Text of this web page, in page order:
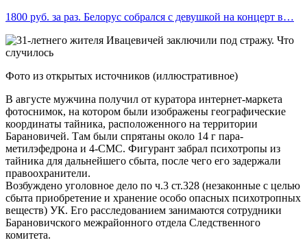
1800 руб. за раз. Белорус собрался с девушкой на концерт в…
Фото из открытых источников (иллюстративное)
В августе мужчина получил от куратора интернет-маркета
фотоснимок, на котором были изображены географические
координаты тайника, расположенного на территории
Барановичей. Там были спрятаны около 14 г пара-
метилэфедрона и 4-СМС. Фигурант забрал психотропы из
тайника для дальнейшего сбыта, после чего его задержали
правоохранители.
Возбуждено уголовное дело по ч.3 ст.328 (незаконные с целью
сбыта приобретение и хранение особо опасных психотропных
веществ) УК. Его расследованием занимаются сотрудники
Барановичского межрайонного отдела Следственного
комитета.